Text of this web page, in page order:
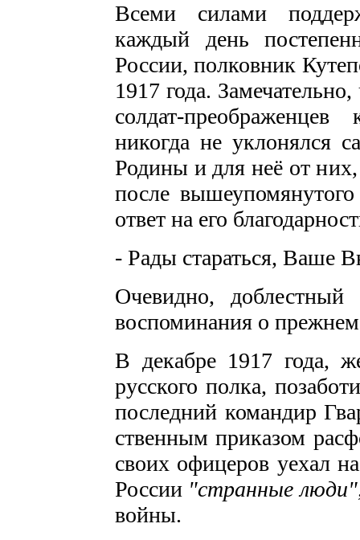
Всеми силами
каждый день
России, полковник
1917 года.
солдат-
никогда не уклонялся
Родины и для неё от
после
ответ на его
- Рады стараться, Ваше
Очевидно,
воспоминания о
В декабре 1917 года,
русского полка,
последний коман­дир
ственным приказом
своих офицеров уехал
России "странные
войны.